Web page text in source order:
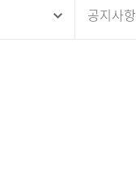
공지사항